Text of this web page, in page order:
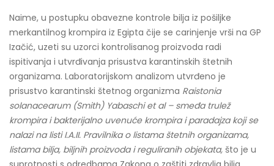
Naime, u postupku obavezne kontrole bilja iz pošiljke
merkantilnog krompira iz Egipta čije se carinjenje vrši na GP
Izačić, uzeti su uzorci kontrolisanog proizvoda radi
ispitivanja i utvrđivanja prisustva karantinskih štetnih
organizama. Laboratorijskom analizom utvrđeno je
prisustvo karantinski štetnog organizma Raistonia
solanacearum (Smith) Yabaschi et al – smeđa trulež
krompira i bakterijalno uvenuće krompira i paradajza koji se
nalazi na listi I.A.II. Pravilnika o listama štetnih organizama,
listama bilja, biljnih proizvoda i reguliranih objekata, što je u